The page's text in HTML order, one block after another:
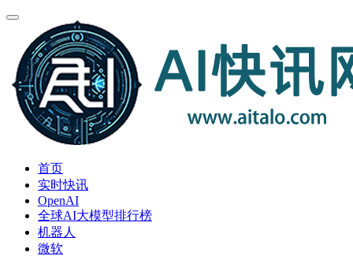
首页
实时快讯
OpenAI
全球AI大模型排行榜
机器人
微软